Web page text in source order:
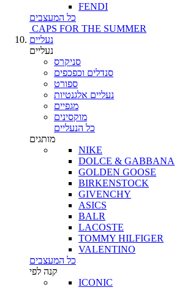
FENDI
כל המעצבים
CAPS FOR THE SUMMER
נעליים
נעליים
סניקרס
סנדלים וכפכפים
ספורט
נעליים אלגנטיות
מגפיים
מוקסינים
כל הנעליים
מותגים
NIKE
DOLCE & GABBANA
GOLDEN GOOSE
BIRKENSTOCK
GIVENCHY
ASICS
BALR
LACOSTE
TOMMY HILFIGER
VALENTINO
כל המעצבים
קנה לפי
ICONIC